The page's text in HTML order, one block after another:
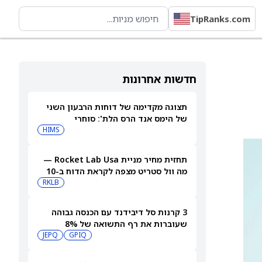
TipRanks.com
חדשות אחרונות
תצוגה מקדימה של דוחות הרבעון השני
של הימס אנד הרס הלת': סוחרי
האופציות נערכים לתנועה של 14.5%HIMS
תחזית מחיר מניית Rocket Lab Usa —
מה וול סטריט מצפה לקראת הדוח ב-10
RKLB
3 קרנות סל דיבידנד עם הכנסה גבוהה
שעוברות את רף התשואה של 8%
GPIQ
JEPQ